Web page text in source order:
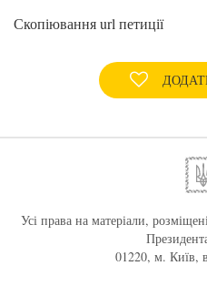
Скопіювання url петиції
Усі права на матеріали,
01220, м. Київ,